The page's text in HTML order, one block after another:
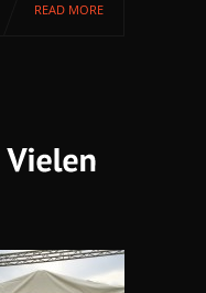
READ MORE